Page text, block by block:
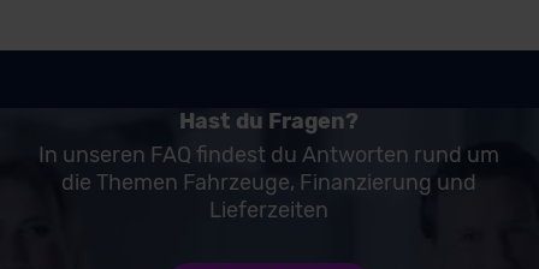
Hast du Fragen?
In unseren FAQ findest du Antworten rund um
die Themen Fahrzeuge, Finanzierung und
Lieferzeiten